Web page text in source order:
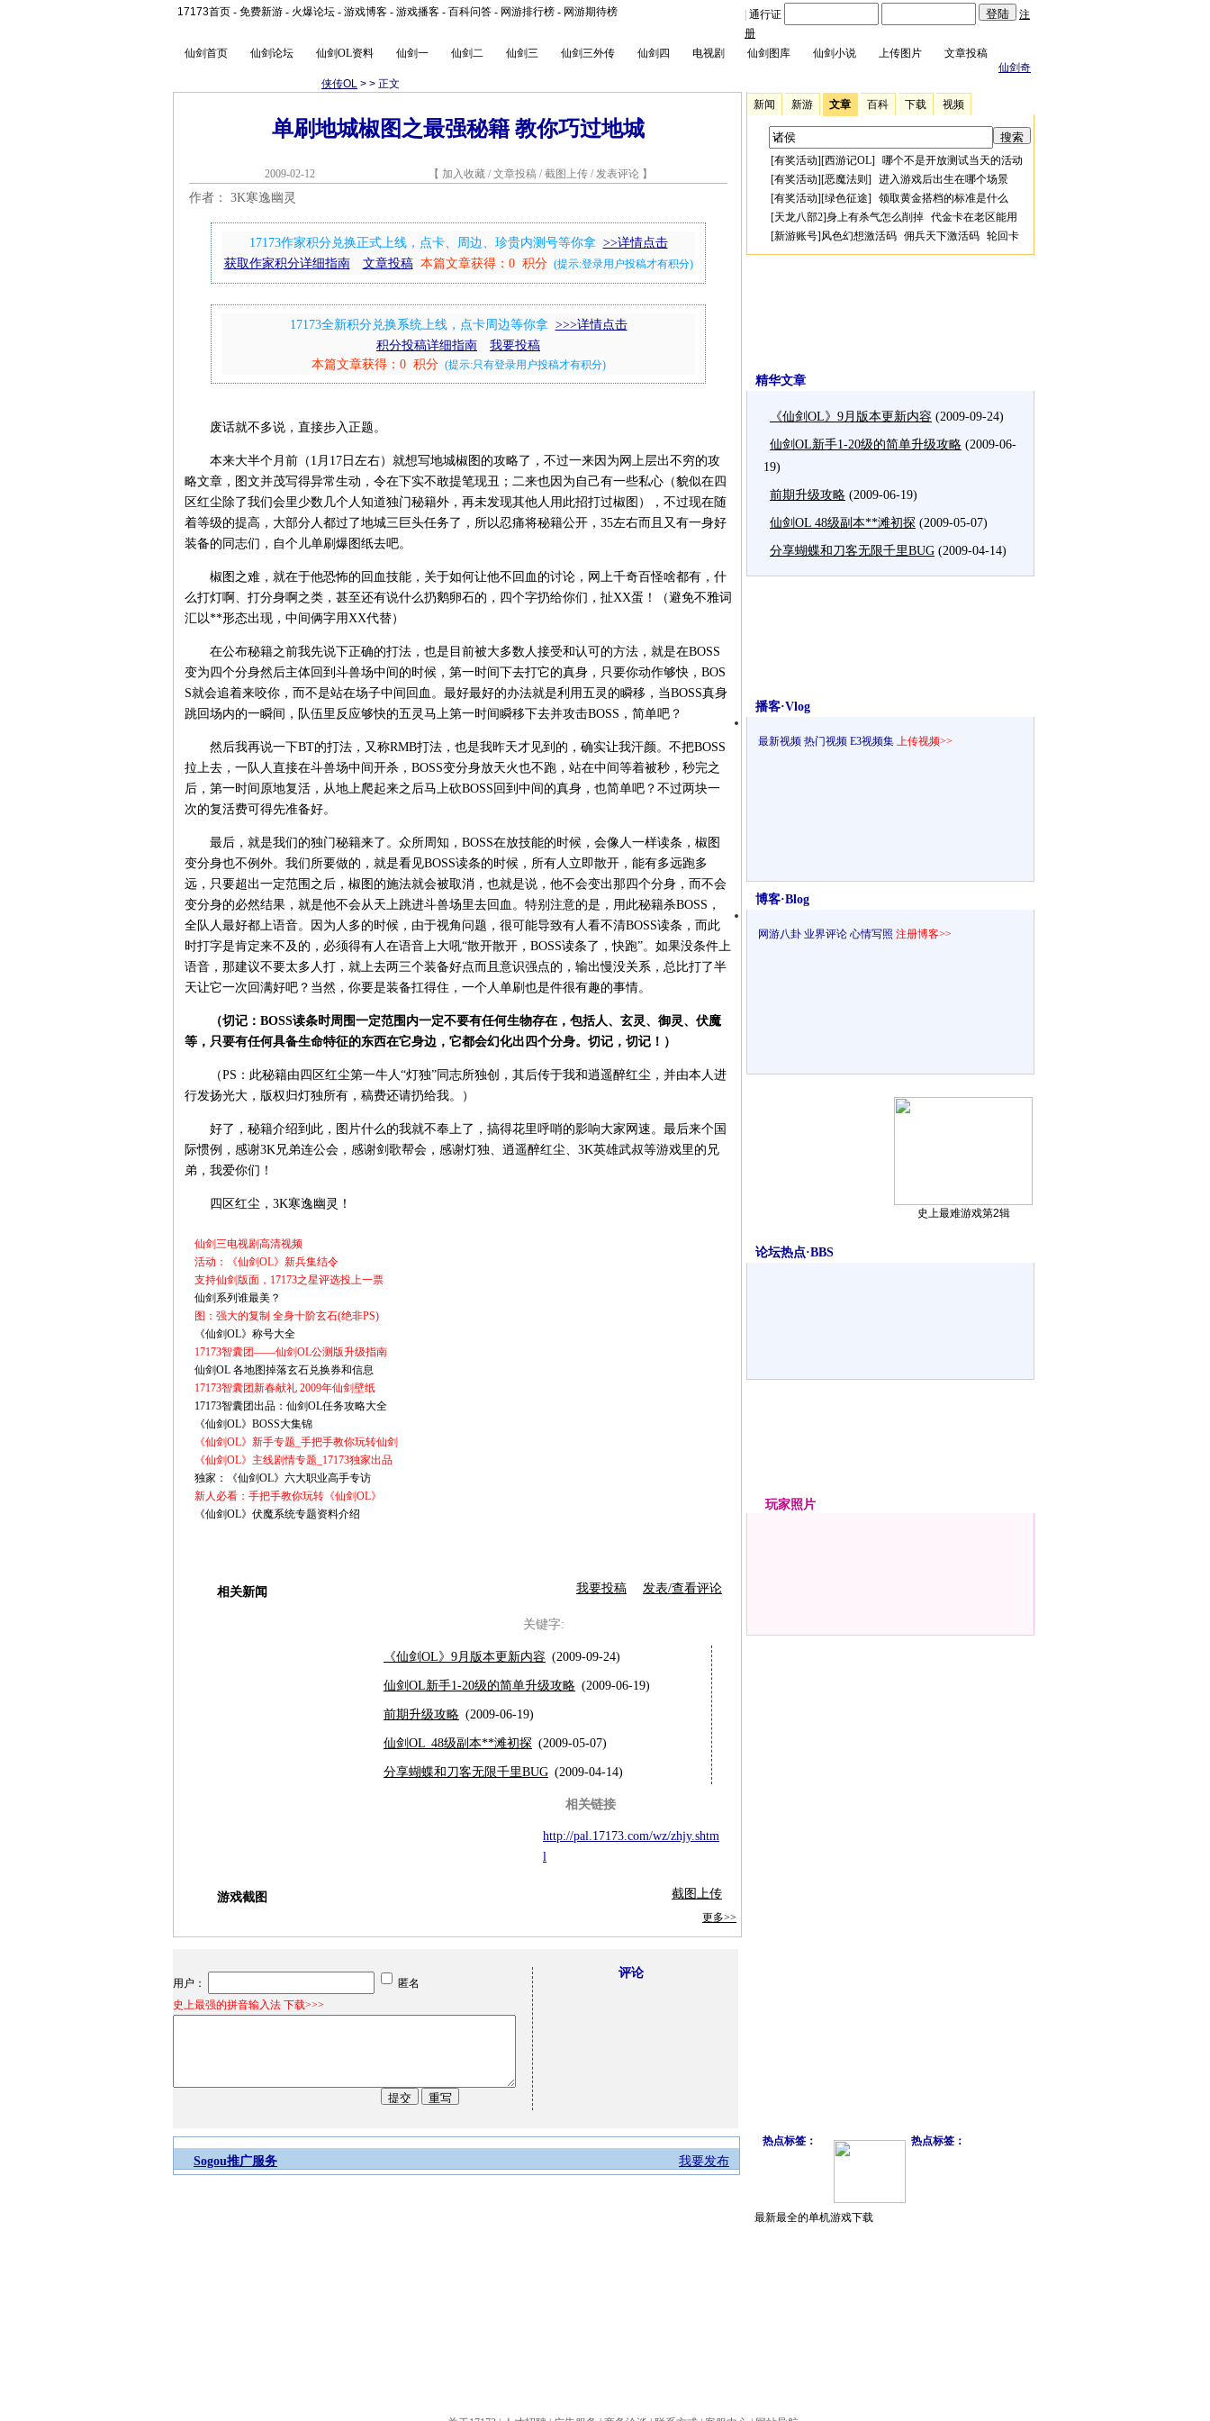
17173首页 - 免费新游 - 火爆论坛 - 游戏博客 - 游戏播客 - 百科问答 - 网游排行榜 - 网游期待榜 通行证
注
册
仙剑首页
仙剑论坛 仙剑OL资料 仙剑一 仙剑二 仙剑三 仙剑三外传 仙剑四 电视剧 仙剑图库 仙剑小说 上传图片
文章投稿
仙剑奇
侠传OL > > 正文
单刷地城椒图之最强秘籍 教你巧过地城
2009-02-12 【 加入收藏/ 文章投稿 / 截图上传/ 发表评论】
作者： 3K寒逸幽灵
17173作家积分兑换正式上线，点卡、周边、珍贵内测号等你拿 >>详情点击
获取作家积分详细指南
文章投稿 本篇文章获得：0 积分 (提示:登录用户投稿才有积分)
17173全新积分兑换系统上线，点卡周边等你拿 >>>详情点击
积分投稿详细指南
我要投稿
本篇文章获得：0 积分 (提示:只有登录用户投稿才有积分)
废话就不多说，直接步入正题。
本来大半个月前（1月17日左右）就想写地城椒图的攻略了，不过一来因为网上层出不穷的攻
略文章，图文并茂写得异常生动，令在下实不敢提笔现丑；二来也因为自己有一些私心（貌似在四
区红尘除了我们会里少数几个人知道独门秘籍外，再未发现其他人用此招打过椒图），不过现在随
着等级的提高，大部分人都过了地城三巨头任务了，所以忍痛将秘籍公开，35左右而且又有一身好
装备的同志们，自个儿单刷爆图纸去吧。
椒图之难，就在于他恐怖的回血技能，关于如何让他不回血的讨论，网上千奇百怪啥都有，什
么打灯啊、打分身啊之类，甚至还有说什么扔鹅卵石的，四个字扔给你们，扯XX蛋！（避免不雅词
汇以**形态出现，中间俩字用XX代替）
在公布秘籍之前我先说下正确的打法，也是目前被大多数人接受和认可的方法，就是在BOSS
变为四个分身然后主体回到斗兽场中间的时候，第一时间下去打它的真身，只要你动作够快，BOS
S就会追着来咬你，而不是站在场子中间回血。最好最好的办法就是利用五灵的瞬移，当BOSS真身
跳回场内的一瞬间，队伍里反应够快的五灵马上第一时间瞬移下去并攻击BOSS，简单吧？
然后我再说一下BT的打法，又称RMB打法，也是我昨天才见到的，确实让我汗颜。不把BOSS
拉上去，一队人直接在斗兽场中间开杀，BOSS变分身放天火也不跑，站在中间等着被秒，秒完之
后，第一时间原地复活，从地上爬起来之后马上砍BOSS回到中间的真身，也简单吧？不过两块一
次的复活费可得先准备好。
最后，就是我们的独门秘籍来了。众所周知，BOSS在放技能的时候，会像人一样读条，椒图
变分身也不例外。我们所要做的，就是看见BOSS读条的时候，所有人立即散开，能有多远跑多
远，只要超出一定范围之后，椒图的施法就会被取消，也就是说，他不会变出那四个分身，而不会
变分身的必然结果，就是他不会从天上跳进斗兽场里去回血。特别注意的是，用此秘籍杀BOSS，
全队人最好都上语音。因为人多的时候，由于视角问题，很可能导致有人看不清BOSS读条，而此
时打字是肯定来不及的，必须得有人在语音上大吼“散开散开，BOSS读条了，快跑”。如果没条件上
语音，那建议不要太多人打，就上去两三个装备好点而且意识强点的，输出慢没关系，总比打了半
天让它一次回满好吧？当然，你要是装备扛得住，一个人单刷也是件很有趣的事情。
（切记：BOSS读条时周围一定范围内一定不要有任何生物存在，包括人、玄灵、御灵、伏魔
等，只要有任何具备生命特征的东西在它身边，它都会幻化出四个分身。切记，切记！）
（PS：此秘籍由四区红尘第一牛人“灯独”同志所独创，其后传于我和逍遥醉红尘，并由本人进
行发扬光大，版权归灯独所有，稿费还请扔给我。）
好了，秘籍介绍到此，图片什么的我就不奉上了，搞得花里呼哨的影响大家网速。最后来个国
际惯例，感谢3K兄弟连公会，感谢剑歌帮会，感谢灯独、逍遥醉红尘、3K英雄武叔等游戏里的兄
弟，我爱你们！
四区红尘，3K寒逸幽灵！
仙剑三电视剧高清视频
活动：《仙剑OL》新兵集结令
支持仙剑版面，17173之星评选投上一票
仙剑系列谁最美？
图：强大的复制 全身十阶玄石(绝非PS)
《仙剑OL》称号大全
17173智囊团——仙剑OL公测版升级指南
仙剑OL 各地图掉落玄石兑换券和信息
17173智囊团新春献礼 2009年仙剑壁纸
17173智囊团出品：仙剑OL任务攻略大全
《仙剑OL》BOSS大集锦
《仙剑OL》新手专题_手把手教你玩转仙剑
《仙剑OL》主线剧情专题_17173独家出品
独家：《仙剑OL》六大职业高手专访
新人必看：手把手教你玩转《仙剑OL》
《仙剑OL》伏魔系统专题资料介绍
相关新闻 我要投稿 发表/查看评论
关键字:
《仙剑OL》9月版本更新内容 (2009-09-24)
仙剑OL新手1-20级的简单升级攻略 (2009-06-19)
前期升级攻略 (2009-06-19)
仙剑OL 48级副本**滩初探 (2009-05-07)
分享蝴蝶和刀客无限千里BUG (2009-04-14)
相关链接
http://pal.17173.com/wz/zhjy.shtm
l
游戏截图 截图上传
更多>>
用户：
匿名
史上最强的拼音输入法 下载>>>
评论
我要发布
Sogou推广服务
新闻 新游 文章 百科 下载 视频
[有奖活动][西游记OL] 哪个不是开放测试当天的活动
[有奖活动][恶魔法则 ] 进入游戏后出生在哪个场景
[有奖活动][绿色征途] 领取黄金搭档的标准是什么
[天龙八部2]身上有杀气怎么削掉 代金卡在老区能用
[新游账号]风色幻想激活码 佣兵天下激活码 轮回卡
精华文章
《仙剑OL》9月版本更新内容 (2009-09-24)
仙剑OL新手1-20级的简单升级攻略 (2009-06-
19)
前期升级攻略 (2009-06-19)
仙剑OL 48级副本**滩初探 (2009-05-07)
分享蝴蝶和刀客无限千里BUG (2009-04-14)
播客·Vlog
热点标签：
最新视频 热门视频 E3视频集 上传视频>>
博客·Blog
热点标签：
网游八卦 业界评论 心情写照 注册博客>>
最新最全的单机游戏下载
史上最难游戏第2辑
论坛热点·BBS
玩家照片